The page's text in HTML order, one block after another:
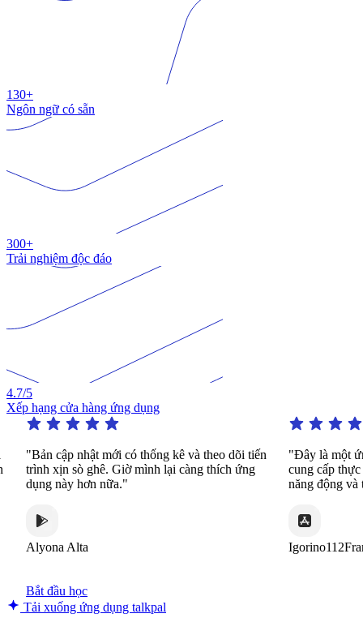
130+
Ngôn ngữ có sẵn
300+
Trải nghiệm độc đáo
4.7/5
Xếp hạng cửa hàng ứng dụng
"Bản cập nhật mới có thống kê và theo dõi tiến
trình xịn sò ghê. Giờ mình lại càng thích ứng
dụng này hơn nữa."
Alyona Alta
"Đây là một
cung cấp thực
năng động và
Bắt đầu học
Tải xuống ứng dụng talkpal